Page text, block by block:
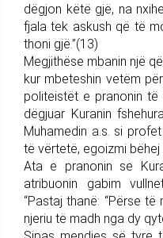
dëgjon këtë gjë, na
fjala tek askush që të
thoni gjë.”(13)
Megjithëse mbanin një
kur mbeteshin vetëm
politeistët e pranonin të
dëgjuar Kuranin
Muhamedin a.s. si
të vërtetë, egoizmi bëhej
Ata e pranonin se
atribuonin gabim
“Pastaj thanë: “Përse
njeriu të madh nga dy